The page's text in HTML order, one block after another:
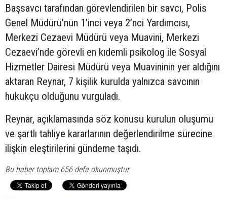
Başsavcı tarafından görevlendirilen bir savcı, Polis
Genel Müdürü’nün 1’inci veya 2’nci Yardımcısı,
Merkezi Cezaevi Müdürü veya Muavini, Merkezi
Cezaevi’nde görevli en kıdemli psikolog ile Sosyal
Hizmetler Dairesi Müdürü veya Muavininin yer aldığını
aktaran Reynar, 7 kişilik kurulda yalnızca savcının
hukukçu olduğunu vurguladı.
Reynar, açıklamasında söz konusu kurulun oluşumu
ve şartlı tahliye kararlarının değerlendirilme sürecine
ilişkin eleştirilerini gündeme taşıdı.
Bu haber toplam 656 defa okunmuştur